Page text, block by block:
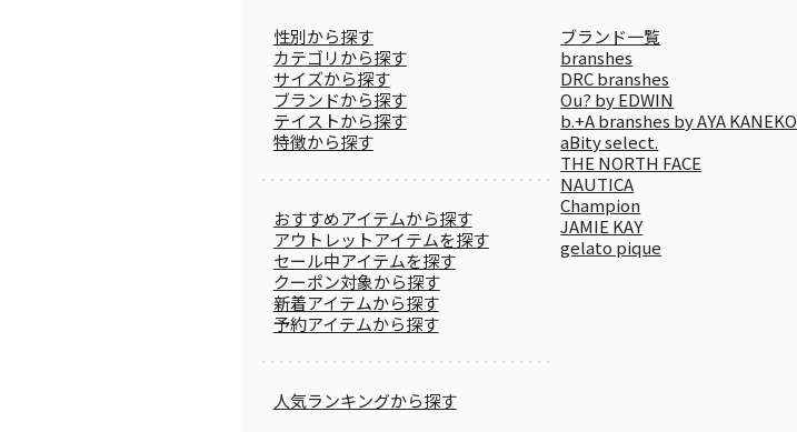
性別から探す
カテゴリから探す
サイズから探す
ブランドから探す
テイストから探す
特徴から探す
おすすめアイテムから探す
アウトレットアイテムを探す
セール中アイテムを探す
クーポン対象から探す
新着アイテムから探す
予約アイテムから探す
人気ランキングから探す
ブランド一覧
branshes
DRC branshes
Ou? by EDWIN
b.+A branshes by AYA KANEKO
aBity select.
THE NORTH FACE
NAUTICA
Champion
JAMIE KAY
gelato pique